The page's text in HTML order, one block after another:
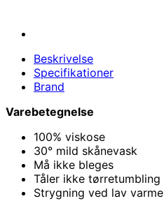
Beskrivelse
Specifikationer
Brand
Varebetegnelse
100% viskose
30° mild skånevask
Må ikke bleges
Tåler ikke tørretumbling
Strygning ved lav varme